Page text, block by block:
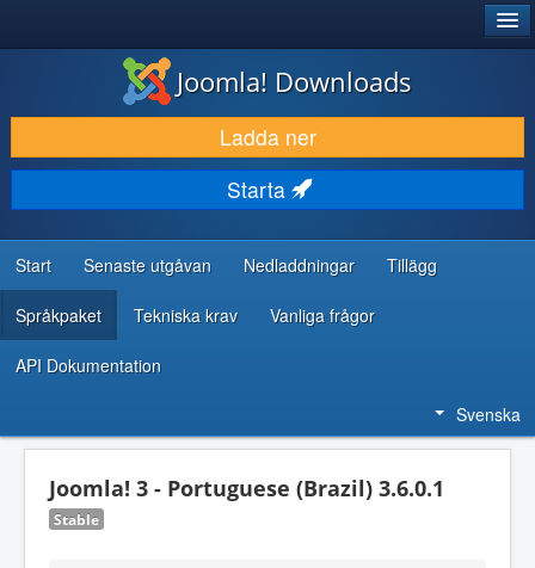
LADDA NER & UTÖKA
UPPTÄCK & LÄR
GEMENSKAP & SUPPORT
RESURSER FÖR UTVECKLARE
Joomla! Downloads
Ladda ner
Starta
Start Senaste utgåvan Nedladdningar Tillägg
Språkpaket Tekniska krav Vanliga frågor
API Dokumentation
Svenska
Joomla! 3 - Portuguese (Brazil) 3.6.0.1
Stable